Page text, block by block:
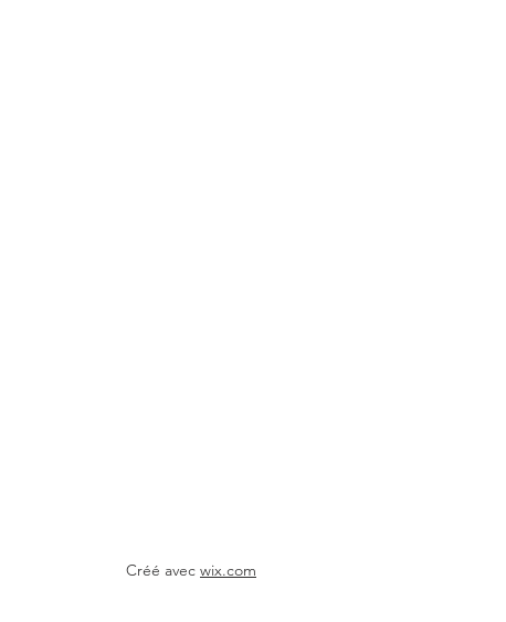
Créé avec wix.com